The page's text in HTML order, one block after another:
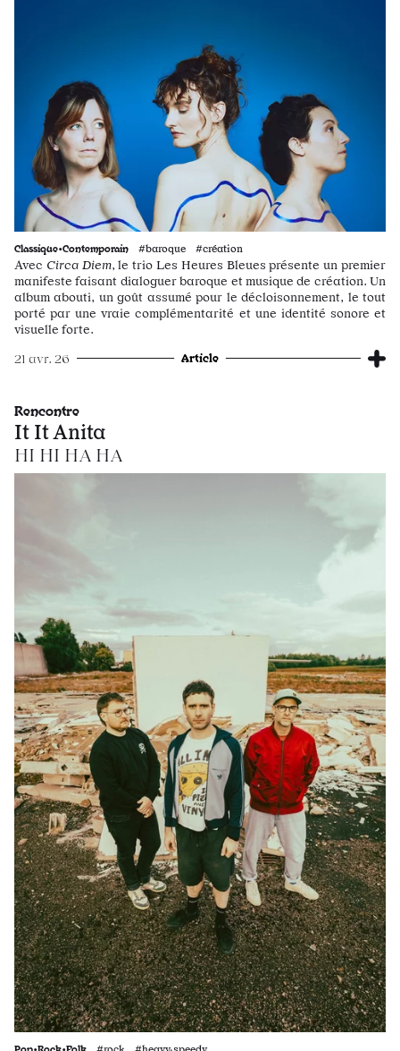
Classique•Contemporain #baroque #création
Avec Circa Diem, le trio Les Heures Bleues présente un premier
manifeste faisant dialoguer baroque et musique de création. Un
album abouti, un goût assumé pour le décloisonnement, le tout
porté par une vraie complémentarité et une identité sonore et
visuelle forte.
21 avr. 26 Article
Rencontre
It It Anita
HI HI HA HA
Pop•Rock•Folk